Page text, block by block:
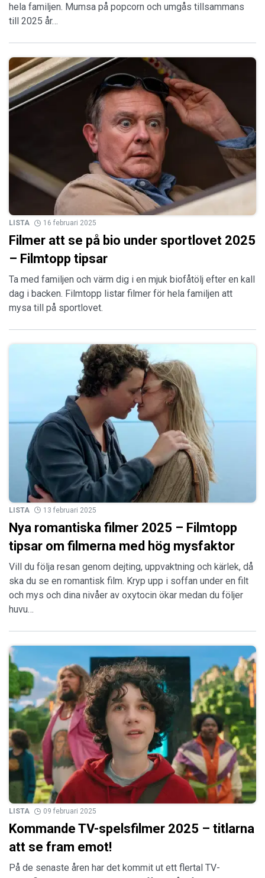
hela familjen. Mumsa på popcorn och umgås tillsammans
till 2025 år…
LISTA 16 februari 2025
Filmer att se på bio under sportlovet 2025
– Filmtopp tipsar
Ta med familjen och värm dig i en mjuk biofåtölj efter en kall
dag i backen. Filmtopp listar filmer för hela familjen att
mysa till på sportlovet.
LISTA 13 februari 2025
Nya romantiska filmer 2025 – Filmtopp
tipsar om filmerna med hög mysfaktor
Vill du följa resan genom dejting, uppvaktning och kärlek, då
ska du se en romantisk film. Kryp upp i soffan under en filt
och mys och dina nivåer av oxytocin ökar medan du följer
huvu…
LISTA 09 februari 2025
Kommande TV-spelsfilmer 2025 – titlarna
att se fram emot!
På de senaste åren har det kommit ut ett flertal TV-